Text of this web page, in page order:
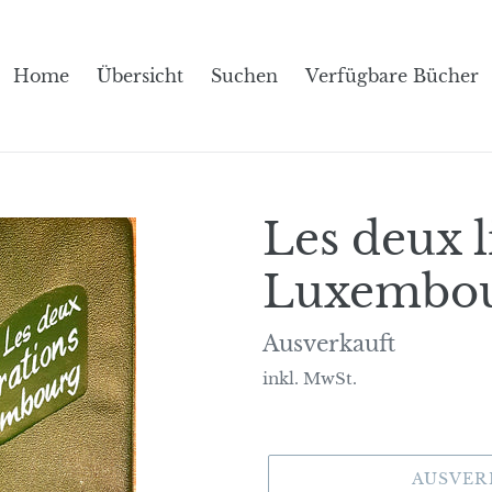
Home Übersicht Suchen Verfügbare Bücher
Les deux
Normaler
Preis
Ausverkauft
inkl. MwSt.